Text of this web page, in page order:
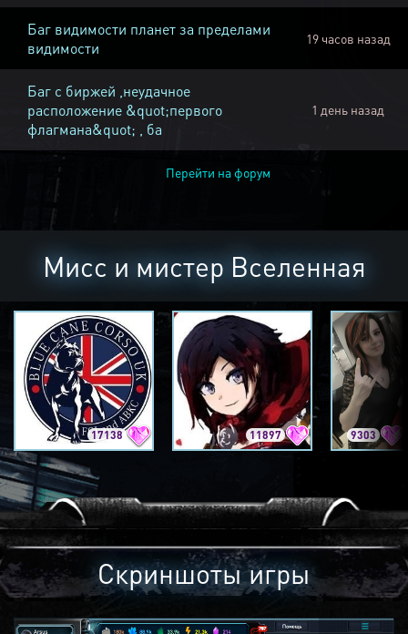
Баг видимости планет за пределами
видимости
19 часов назад
Баг с биржей ,неудачное
расположение &quot;первого
флагмана&quot; , ба
1 день назад
Перейти на форум
Мисс и мистер Вселенная
17138 11897 9303
Скриншоты игры